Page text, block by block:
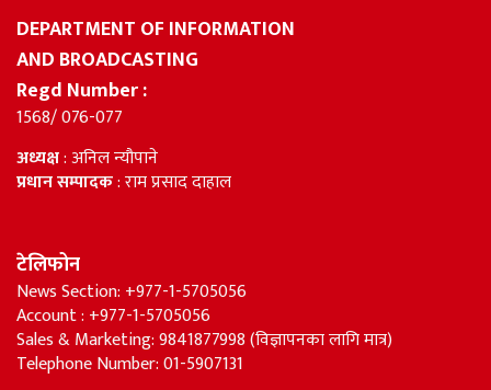
DEPARTMENT OF INFORMATION
AND BROADCASTING
Regd Number :
1568/ 076-077
अध्यक्ष: अनिल न्यौपाने
प्रधान सम्पादक: राम प्रसाद दाहाल
टेलिफोन
News Section: +977-1-5705056
Account : +977-1-5705056
Sales & Marketing: 9841877998 (विज्ञापनका लागि मात्र)
Telephone Number: 01-5907131